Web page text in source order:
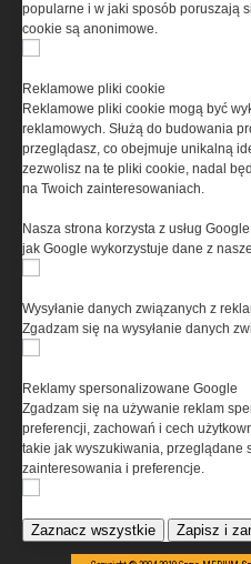
Przeczytaj regulamin
PRYWATNOŚĆ
Ta witryna wykorzystuje pliki
w celu świadczenia usług
w tym w sposób
urządzeniu końcowym. W
dokonać zmiany ustawień
prywatnościorazinformacją
popularne i w jaki sposób poruszają
cookie są anonimowe.
Reklamowe pliki cookie
Reklamowe pliki cookie mogą być
reklamowych. Służą do budowania
przeglądasz, co obejmuje unikalną
zezwolisz na te pliki cookie, nadal
na Twoich zainteresowaniach.
Nasza strona korzysta z usług
jak Google wykorzystuje dane z
Wysyłanie danych związanych z
Zgadzam się na wysyłanie danych
Reklamy spersonalizowane Google
Zgadzam się na używanie reklam
preferencji, zachowań i cech
takie jak wyszukiwania, przeglądane
zainteresowania i preferencje.
Zaznacz wszystkie Zapisz i